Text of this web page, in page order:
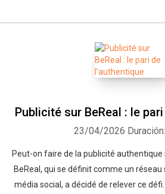
Publicité sur BeReal : le
23/04/2026
Peut-on faire de la publicité authentique
BeReal, qui se définit comme un
média social, a décidé de relever ce